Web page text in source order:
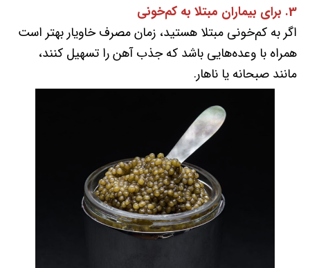
3. برای بیماران مبتلا به کم‌خونی
اگر به کم‌خونی مبتلا هستید، زمان مصرف خاویار بهتر است
همراه با وعده‌هایی باشد که جذب آهن را تسهیل کنند،
مانند صبحانه یا ناهار.